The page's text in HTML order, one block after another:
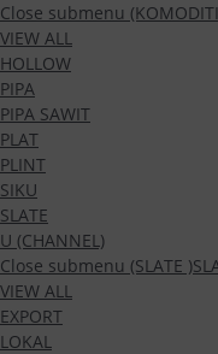
Close submenu
VIEW ALL
HOLLOW
PIPA
PIPA SAWIT
PLAT
PLINT
SIKU
SLATE
U (CHANNEL)
Close submenu (SLATE )
VIEW ALL
EXPORT
LOKAL